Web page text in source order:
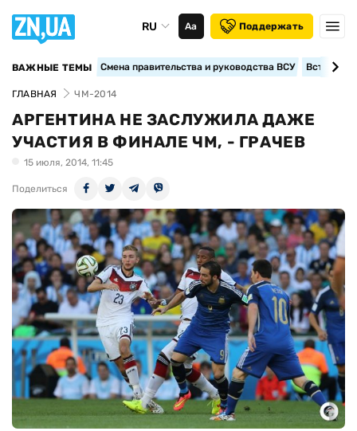
RU Аа Поддержать
ВАЖНЫЕ ТЕМЫ Смена правительства и руководства ВСУ
ГЛАВНАЯ ЧМ-2014
АРГЕНТИНА НЕ ЗАСЛУЖИЛА ДАЖЕ
УЧАСТИЯ В ФИНАЛЕ ЧМ, - ГРАЧЕВ
15 июля, 2014, 11:45
Поделиться